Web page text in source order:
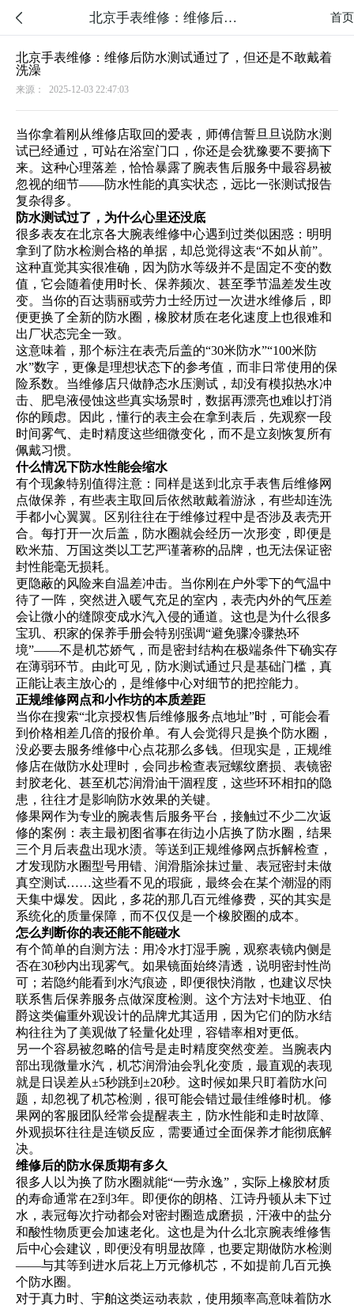
 首页
北京手表维修：维修后防水测试通过了，但还是不敢戴着洗澡
北京手表维修：维修后防水测试通过了，但还是不敢戴着
洗澡
来源： 2025-12-03 22:47:03
当你拿着刚从维修店取回的爱表，师傅信誓旦旦说防水测
试已经通过，可站在浴室门口，你还是会犹豫要不要摘下
来。这种心理落差，恰恰暴露了腕表售后服务中最容易被
忽视的细节——防水性能的真实状态，远比一张测试报告
复杂得多。
防水测试过了，为什么心里还没底
很多表友在北京各大腕表维修中心遇到过类似困惑：明明
拿到了防水检测合格的单据，却总觉得这表“不如从前”。
这种直觉其实很准确，因为防水等级并不是固定不变的数
值，它会随着使用时长、保养频次、甚至季节温差发生改
变。当你的百达翡丽或劳力士经历过一次进水维修后，即
便更换了全新的防水圈，橡胶材质在老化速度上也很难和
出厂状态完全一致。
这意味着，那个标注在表壳后盖的“30米防水”“100米防
水”数字，更像是理想状态下的参考值，而非日常使用的保
险系数。当维修店只做静态水压测试，却没有模拟热水冲
击、肥皂液侵蚀这些真实场景时，数据再漂亮也难以打消
你的顾虑。因此，懂行的表主会在拿到表后，先观察一段
时间雾气、走时精度这些细微变化，而不是立刻恢复所有
佩戴习惯。
什么情况下防水性能会缩水
有个现象特别值得注意：同样是送到北京手表售后维修网
点做保养，有些表主取回后依然敢戴着游泳，有些却连洗
手都小心翼翼。区别往往在于维修过程中是否涉及表壳开
合。每打开一次后盖，防水圈就会经历一次形变，即便是
欧米茄、万国这类以工艺严谨著称的品牌，也无法保证密
封性能毫无损耗。
更隐蔽的风险来自温差冲击。当你刚在户外零下的气温中
待了一阵，突然进入暖气充足的室内，表壳内外的气压差
会让微小的缝隙变成水汽入侵的通道。这也是为什么很多
宝玑、积家的保养手册会特别强调“避免骤冷骤热环
境”——不是机芯娇气，而是密封结构在极端条件下确实存
在薄弱环节。由此可见，防水测试通过只是基础门槛，真
正能让表主放心的，是维修中心对细节的把控能力。
正规维修网点和小作坊的本质差距
当你在搜索“北京授权售后维修服务点地址”时，可能会看
到价格相差几倍的报价单。有人会觉得只是换个防水圈，
没必要去服务维修中心点花那么多钱。但现实是，正规维
修店在做防水处理时，会同步检查表冠螺纹磨损、表镜密
封胶老化、甚至机芯润滑油干涸程度，这些环环相扣的隐
患，往往才是影响防水效果的关键。
修果网作为专业的腕表售后服务平台，接触过不少二次返
修的案例：表主最初图省事在街边小店换了防水圈，结果
三个月后表盘出现水渍。等送到正规维修网点拆解检查，
才发现防水圈型号用错、润滑脂涂抹过量、表冠密封未做
真空测试……这些看不见的瑕疵，最终会在某个潮湿的雨
天集中爆发。因此，多花的那几百元维修费，买的其实是
系统化的质量保障，而不仅仅是一个橡胶圈的成本。
怎么判断你的表还能不能碰水
有个简单的自测方法：用冷水打湿手腕，观察表镜内侧是
否在30秒内出现雾气。如果镜面始终清透，说明密封性尚
可；若隐约能看到水汽痕迹，即便很快消散，也建议尽快
联系售后保养服务点做深度检测。这个方法对卡地亚、伯
爵这类偏重外观设计的品牌尤其适用，因为它们的防水结
构往往为了美观做了轻量化处理，容错率相对更低。
另一个容易被忽略的信号是走时精度突然变差。当腕表内
部出现微量水汽，机芯润滑油会乳化变质，最直观的表现
就是日误差从±5秒跳到±20秒。这时候如果只盯着防水问
题，却忽视了机芯检测，很可能会错过最佳维修时机。修
果网的客服团队经常会提醒表主，防水性能和走时故障、
外观损坏往往是连锁反应，需要通过全面保养才能彻底解
决。
维修后的防水保质期有多久
很多人以为换了防水圈就能“一劳永逸”，实际上橡胶材质
的寿命通常在2到3年。即便你的朗格、江诗丹顿从未下过
水，表冠每次拧动都会对密封圈造成磨损，汗液中的盐分
和酸性物质更会加速老化。这也是为什么北京腕表维修售
后中心会建议，即便没有明显故障，也要定期做防水检测
——与其等到进水后花上万元修机芯，不如提前几百元换
个防水圈。
对于真力时、宇舶这类运动表款，使用频率高意味着防水